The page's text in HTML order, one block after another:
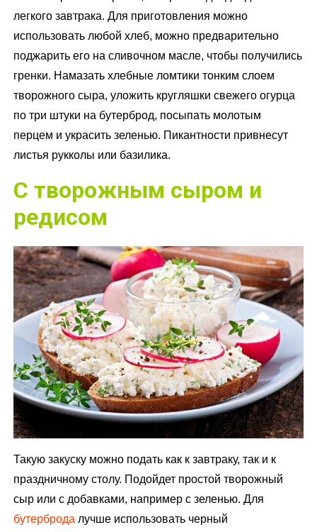
легкого завтрака. Для приготовления можно
использовать любой хлеб, можно предварительно
поджарить его на сливочном масле, чтобы получились
гренки. Намазать хлебные ломтики тонким слоем
творожного сыра, уложить кругляшки свежего огурца
по три штуки на бутерброд, посыпать молотым
перцем и украсить зеленью. Пикантности привнесут
листья рукколы или базилика.
С творожным сыром и
редисом
Такую закуску можно подать как к завтраку, так и к
праздничному столу. Подойдет простой творожный
сыр или с добавками, например с зеленью. Для
бутерброда лучше использовать черный